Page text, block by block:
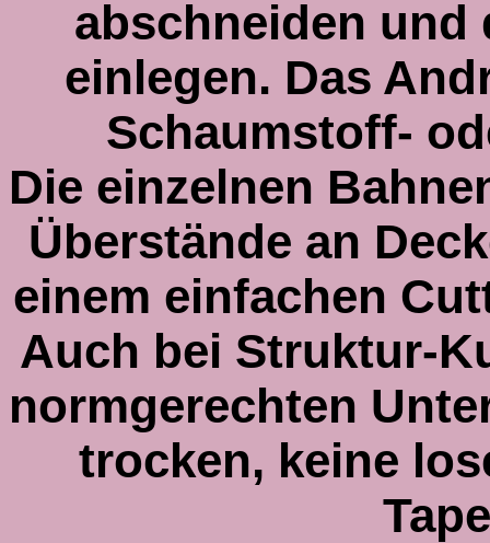
abschneiden und
einlegen. Das
Schaumstoff-
Die einzelnen
Überstände an
einem einfachen
Auch bei Struktur-
normgerechten
trocken, keine